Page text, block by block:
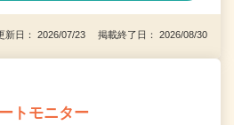
新日： 2026/07/23 掲載終了日： 2026/08/30
トモニター